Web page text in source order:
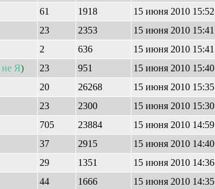
61 1918
15 июня 2010 15:52
23 2353
15 июня 2010 15:41
2 636
15 июня 2010 15:41
не Я) 23 951
15 июня 2010 15:40
20 26268
15 июня 2010 15:35
23 2300
15 июня 2010 15:30
705 23884
15 июня 2010 14:59
37 2915
15 июня 2010 14:40
29 1351
15 июня 2010 14:36
44 1666
15 июня 2010 14:35